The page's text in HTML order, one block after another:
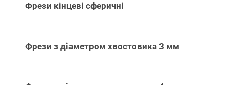
Фрези кінцеві сферичні
Фрези з діаметром хвостовика 3 мм